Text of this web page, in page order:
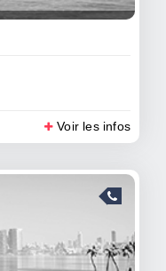
Voir les infos